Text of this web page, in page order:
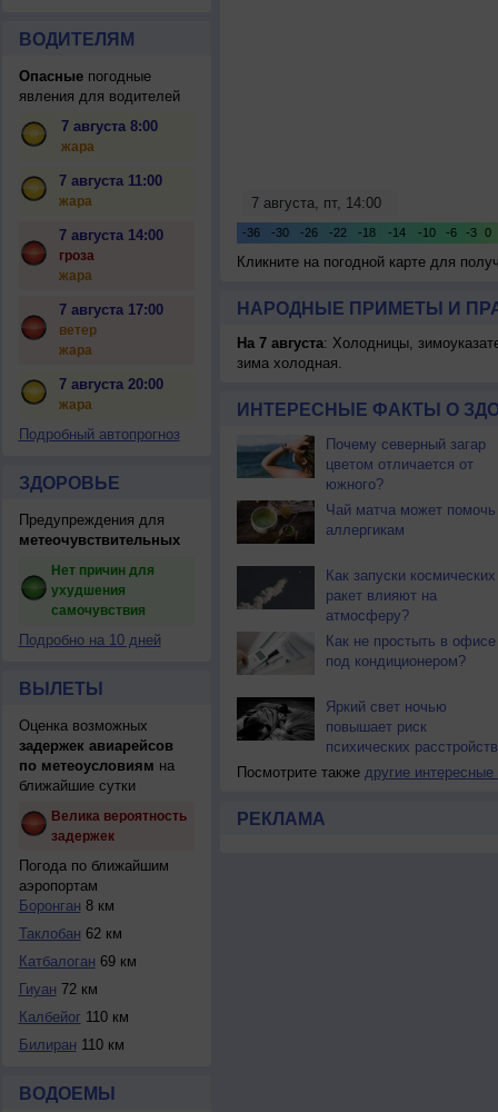
ВОДИТЕЛЯМ
Опасныепогодные
явления для водителей
7 августа 8:00
жара
7 августа 11:00
жара
7 августа 14:00
гроза
жара
7 августа 17:00
ветер
жара
7 августа 20:00
жара
Подробный автопрогноз
ЗДОРОВЬЕ
Предупреждения для
метеочувствительных
Нет причин для
ухудшения
самочувствия
Подробно на 10 дней
ВЫЛЕТЫ
Оценка возможных
задержек авиарейсов
по метеоусловиям на
ближайшие сутки
Велика вероятность
задержек
Погода по ближайшим
аэропортам
Боронган 8 км
Таклобан 62 км
Катбалоган 69 км
Гиуан 72 км
Калбейог 110 км
Билиран 110 км
ВОДОЕМЫ
Кликните на погодной карте для
НАРОДНЫЕ ПРИМЕТЫ И
На 7 августа: Холодницы,
зима холодная.
ИНТЕРЕСНЫЕ ФАКТЫ О
Почему северный загар
цветом отличается от
южного?
Чай матча может помочь
аллергикам
Как запуски космических
ракет влияют на
атмосферу?
Как не простыть в офисе
под кондиционером?
Яркий свет ночью
повышает риск
психических расстройств
Посмотрите также другие интересные
РЕКЛАМА